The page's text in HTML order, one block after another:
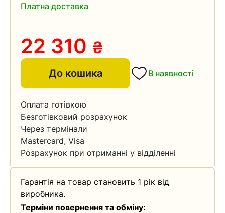
Платна доставка
22 310 ₴
До кошика В наявності
Оплата готівкою
Безготівковий розрахунок
Через термінали
Mastercard, Visa
Розрахунок при отриманні у відділенні
Гарантія на товар становить 1 рік від
виробника.
Терміни повернення та обміну: